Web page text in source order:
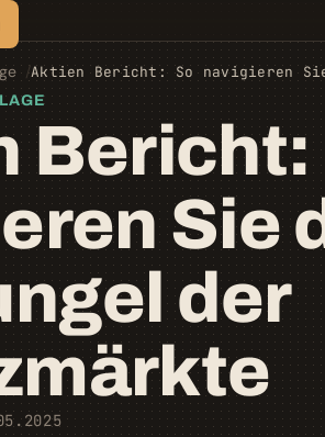
Aktien Bericht: So navigieren
Bericht:
Sie
der